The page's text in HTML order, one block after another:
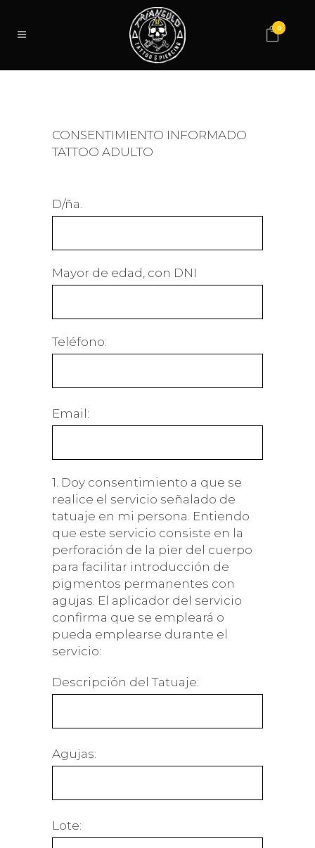
0
CONSENTIMIENTO INFORMADO
TATTOO ADULTO
D/ña.
Mayor de edad, con DNI
Teléfono:
Email:
1. Doy consentimiento a que se
realice el servicio señalado de
tatuaje en mi persona. Entiendo
que este servicio consiste en la
perforación de la pier del cuerpo
para facilitar introducción de
pigmentos permanentes con
agujas. El aplicador del servicio
confirma que se empleará o
pueda emplearse durante el
servicio:
Descripción del Tatuaje:
Agujas:
Lote: